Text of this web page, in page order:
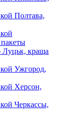
Полтава,
Луцьк, краща
Ужгород,
Херсон,
Черкассы,